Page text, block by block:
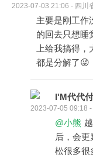
2023-07-03 21:06 - 四川
主要是刚工作
的回去只想睡
上给我搞得
都是分解了😜
I'M代代付
2023-07-05 09:18
@小熊
后，会
松很多很